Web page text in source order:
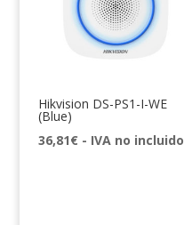
Hikvision DS-PS1-I-WE
(Blue)
36,81€ - IVA no incluido